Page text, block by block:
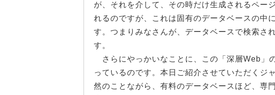
が、それを介して、その時だけ生成されるペー
れるのですが、これは固有のデータベースの中
す。つまりみなさんが、データベースで検索さ
す。
さらにやっかいなことに、この「深層Web」
っているのです。本日ご紹介させていただくジ
然のことながら、有料のデータベースほど、専